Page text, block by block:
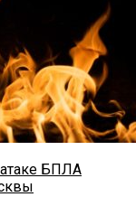
атаке БПЛА